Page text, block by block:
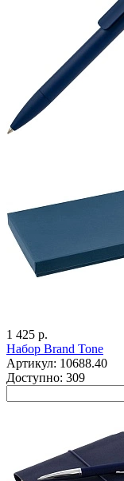
1 425 р.
Набор Brand Tone
Артикул: 10688.40
Доступно: 309